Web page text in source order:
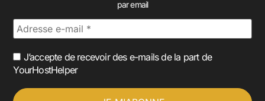
par email
J’accepte de recevoir des e-mails de la part de
YourHostHelper